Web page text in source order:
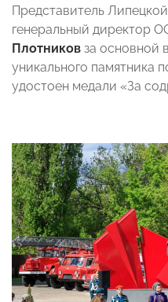
Представитель
генеральный директор
Плотников за основной
уникального памятника
удостоен медали «За